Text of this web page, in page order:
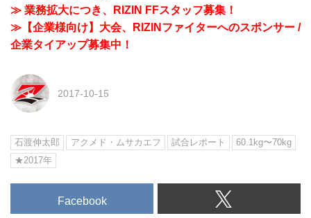
≫ 業務拡大につき、RIZIN FFスタッフ募集！
≫【企業様向け】大会、RIZINファイターへのスポンサー /
企業タイアップ募集中！
2017-10-15
石渡伸太郎 アクメド・ムサカエフ 試合レポート
60.1kg〜70kg
★2017年
Facebook